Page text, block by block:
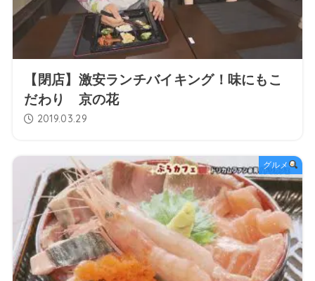
【閉店】激安ランチバイキング！味にもこ
だわり 京の花
2019.03.29
グルメ